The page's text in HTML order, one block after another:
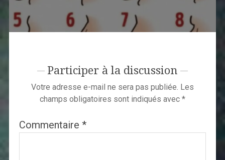
Participer à la discussion
Votre adresse e-mail ne sera pas publiée. Les
champs obligatoires sont indiqués avec *
Commentaire *